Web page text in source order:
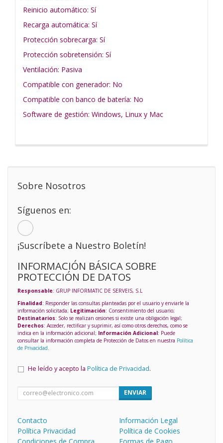
Reinicio automático: Sí
Recarga automática: Sí
Protección sobrecarga: Sí
Protección sobretensión: Sí
Ventilación: Pasiva
Compatible con generador: No
Compatible con banco de batería: No
Software de gestión: Windows, Linux y Mac
Sobre Nosotros
Síguenos en:
¡Suscríbete a Nuestro Boletín!
INFORMACIÓN BÁSICA SOBRE
PROTECCIÓN DE DATOS
Responsable: GRUP INFORMATIC DE SERVEIS, S.L
Finalidad: Responder las consultas planteadas por el usuario y enviarle la
información solicitada; Legitimación: Consentimiento del usuario;
Destinatarios: Solo se realizan cesiones si existe una obligación legal;
Derechos: Acceder, rectificar y suprimir, así como otros derechos, como se
indica en la información adicional; Información Adicional: Puede
consultar la información completa de Protección de Datos en nuestra Política
de Privacidad
He leído y acepto la Política de Privacidad.
ENVIAR
Contacto
Información Legal
Política Privacidad
Política de Cookies
Condiciones de Compra
Formas de Pago